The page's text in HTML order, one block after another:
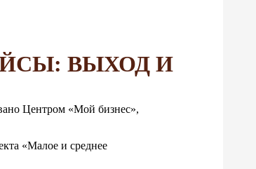
ВЫХОД И
Центром «Мой бизнес»,
«Малое и среднее